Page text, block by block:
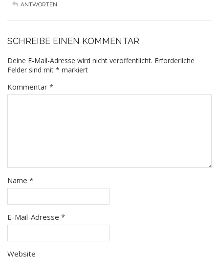
ANTWORTEN
SCHREIBE EINEN KOMMENTAR
Deine E-Mail-Adresse wird nicht veröffentlicht. Erforderliche
Felder sind mit * markiert
Kommentar *
Name *
E-Mail-Adresse *
Website